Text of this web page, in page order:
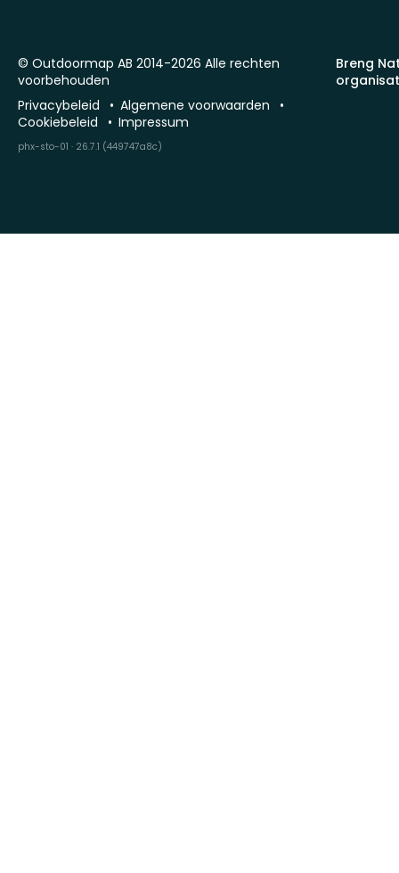
Breng
© Outdoormap AB 2014-2026 Alle rechten
voorbehouden
Privacybeleid
Algemene voorwaarden
Cookiebeleid
Impressum
phx-sto-01 · 26.7.1 (449747a8c)